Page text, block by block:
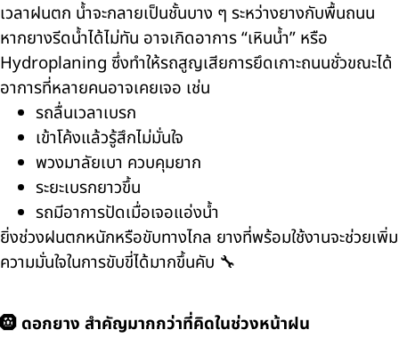
เวลาฝนตก น้ำจะกลายเป็นชั้นบาง ๆ ระหว่างยางกับพื้นถนน
หากยางรีดน้ำได้ไม่ทัน อาจเกิดอาการ “เหินน้ำ” หรือ
Hydroplaning ซึ่งทำให้รถสูญเสียการยึดเกาะถนนชั่วขณะได้
อาการที่หลายคนอาจเคยเจอ เช่น
รถลื่นเวลาเบรก
เข้าโค้งแล้วรู้สึกไม่มั่นใจ
พวงมาลัยเบา ควบคุมยาก
ระยะเบรกยาวขึ้น
รถมีอาการปัดเมื่อเจอแอ่งน้ำ
ยิ่งช่วงฝนตกหนักหรือขับทางไกล ยางที่พร้อมใช้งานจะช่วยเพิ่ม
ความมั่นใจในการขับขี่ได้มากขึ้นคับ 🔧
🛞 ดอกยาง สำคัญมากกว่าที่คิดในช่วงหน้าฝน